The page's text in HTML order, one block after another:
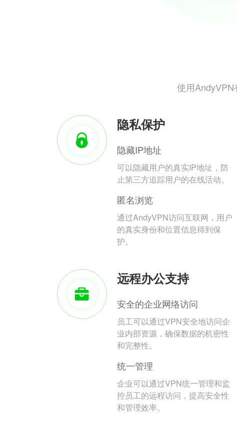
使用
隐私保护
隐藏IP地址
可以隐藏用户的真实IP地址，防
止第三方追踪用户的在线活动。
匿名浏览
通过AndyVPN访问互联网，用户
的真实身份和位置信息得到保
护。
远程办公支持
安全的企业网络访问
员工可以通过VPN安全地访问企
业内部资源，确保数据的机密性
和完整性。
统一管理
企业可以通过VPN统一管理和监
控员工的远程访问，提高安全性
和管理效率。